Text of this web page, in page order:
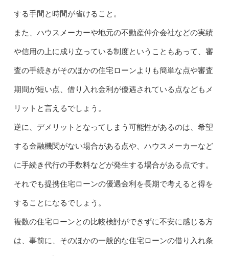
する手間と時間が省けること。
また、ハウスメーカーや地元の不動産仲介会社などの実績
や信用の上に成り立っている制度ということもあって、審
査の手続きがそのほかの住宅ローンよりも簡単な点や審査
期間が短い点、借り入れ金利が優遇されている点などもメ
リットと言えるでしょう。
逆に、デメリットとなってしまう可能性があるのは、希望
する金融機関がない場合がある点や、ハウスメーカーなど
に手続き代行の手数料などが発生する場合がある点です。
それでも提携住宅ローンの優遇金利を長期で考えると得を
することになるでしょう。
複数の住宅ローンとの比較検討ができずに不安に感じる方
は、事前に、そのほかの一般的な住宅ローンの借り入れ条